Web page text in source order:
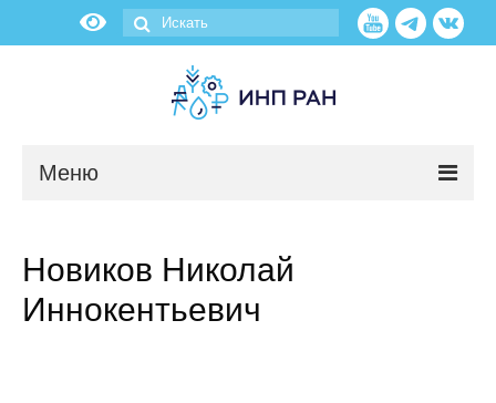
Меню
Новиков Николай
Иннокентьевич